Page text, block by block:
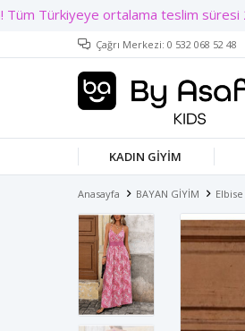
Çağrı Merkezi: 0 532 068 52 48
KADIN GIYIM
Anasayfa BAYAN GİYİM Elbise